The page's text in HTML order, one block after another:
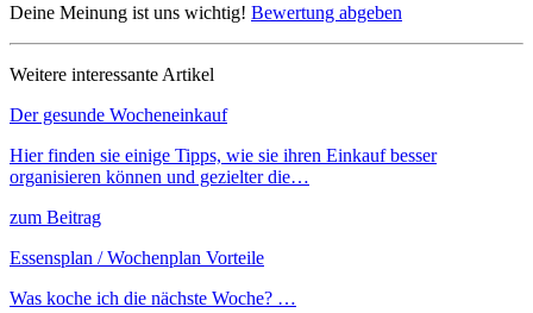
Deine Meinung ist uns wichtig! Bewertung abgeben
Weitere interessante Artikel
Der gesunde Wocheneinkauf
Hier finden sie einige Tipps, wie sie ihren Einkauf besser
organisieren können und gezielter die…
zum Beitrag
Essensplan / Wochenplan Vorteile
Was koche ich die nächste Woche? …